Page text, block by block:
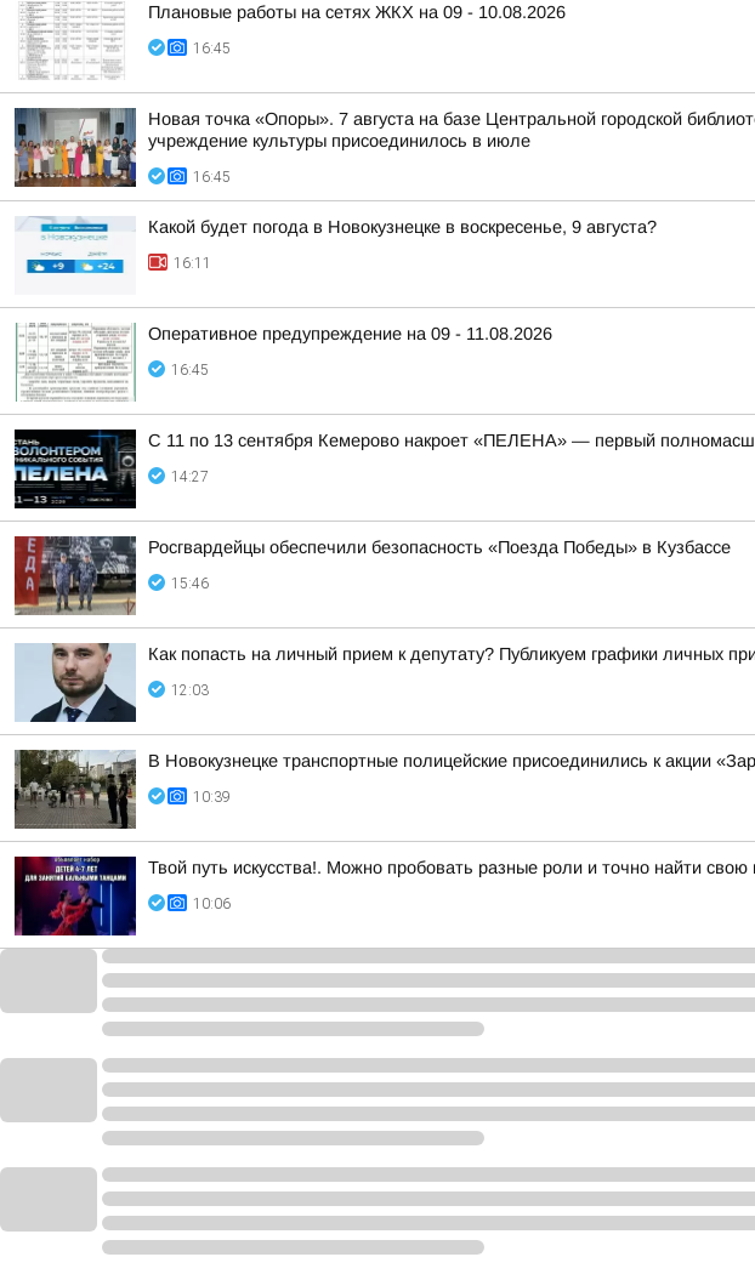
Плановые работы на сетях ЖКХ на 09 - 10.08.2026
16:45
Новая точка «Опоры». 7 августа на базе Центральной городской
учреждение культуры присоединилось в июле
16:45
Какой будет погода в Новокузнецке в воскресенье, 9 августа?
16:11
Оперативное предупреждение на 09 - 11.08.2026
16:45
С 11 по 13 сентября Кемерово накроет «ПЕЛЕНА» — первый
14:27
Росгвардейцы обеспечили безопасность «Поезда Победы» в Кузбассе
15:46
Как попасть на личный прием к депутату? Публикуем графики личных
12:03
В Новокузнецке транспортные полицейские присоединились к акции
10:39
Твой путь искусства!. Можно пробовать разные роли и точно найти
10:06